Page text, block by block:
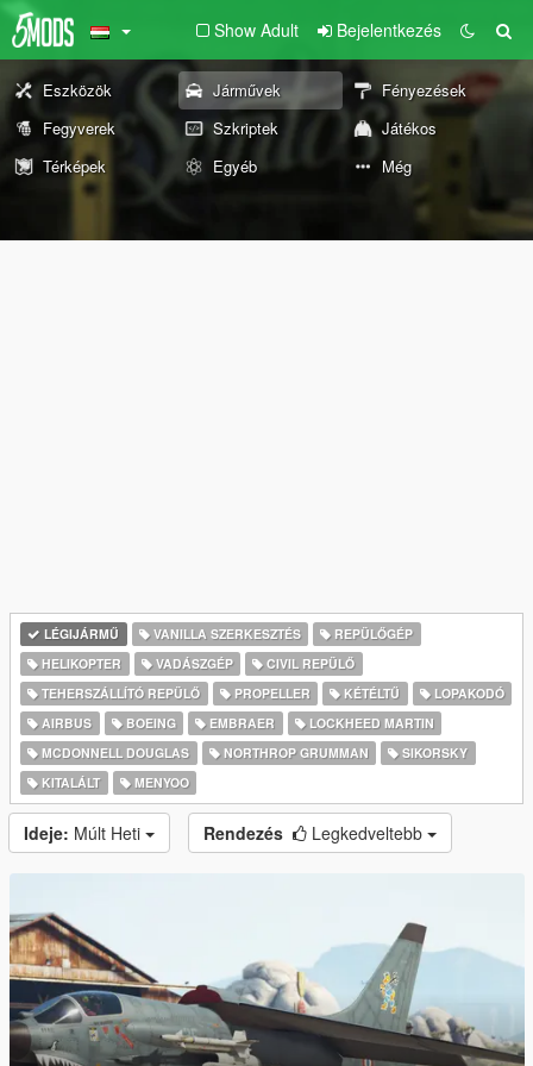
Show Adult Bejelentkezés
Eszközök Járművek
Fényezések
Fegyverek
Szkriptek
Játékos
Térképek
Egyéb Még
LÉGIJÁRMŰ VANILLA SZERKESZTÉS
REPÜLŐGÉP
HELIKOPTER
VADÁSZGÉP
CIVIL REPÜLŐ
TEHERSZÁLLÍTÓ REPÜLŐ
PROPELLER KÉTÉLTŰ
LOPAKODÓ
AIRBUS
BOEING EMBRAER
LOCKHEED MARTIN
MCDONNELL DOUGLAS
NORTHROP GRUMMAN
SIKORSKY
KITALÁLT
MENYOO
Ideje: Múlt Heti Rendezés Legkedveltebb